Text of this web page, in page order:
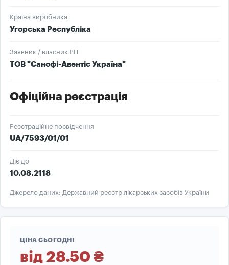
Країна виробника
Угорська Республіка
Заявник / власник РП
ТОВ "Санофі-Авентіс Україна"
Офіційна реєстрація
Реєстраційне посвідчення
UA/7593/01/01
Діє до
10.08.2118
Джерело даних: Державний реєстр лікарських засобів України
ЦІНА СЬОГОДНІ
від 28.50 ₴